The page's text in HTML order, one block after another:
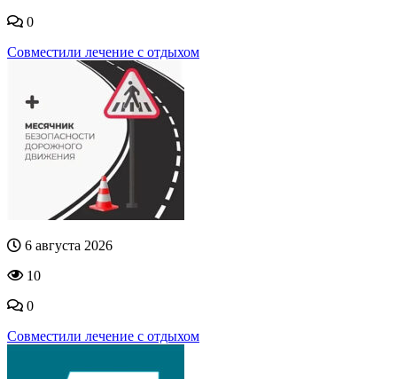
0
Совместили лечение с отдыхом
6 августа 2026
10
0
Совместили лечение с отдыхом